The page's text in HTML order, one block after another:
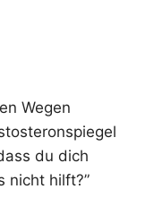
Wegen
du dich
nicht hilft?”